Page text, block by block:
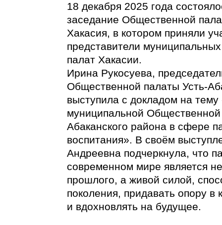
18 декабря 2025 года
заседание Общественной
Хакасия, в котором приняли
представители
палат Хакасии.
Ирина Рукосуева,
Общественной палаты Усть-
выступила с докладом на
муниципальной
Абаканского района в сфере
воспитания». В своём
Андреевна подчеркнула, что
современном мире является
прошлого, а живой силой,
поколения, придавать опору в
и вдохновлять на будущее.